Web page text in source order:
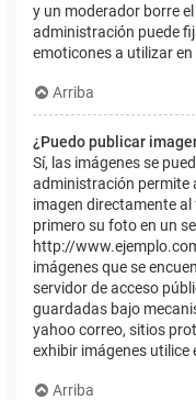
y un moderador borre
administración puede
emoticones a utilizar en
Arriba
¿Puedo publicar
Sí, las imágenes se
administración permite
imagen directamente
primero su foto en un
http://
imágenes que se
servidor de acceso
guardadas bajo
yahoo correo, sitios
exhibir imágenes utilice
Arriba